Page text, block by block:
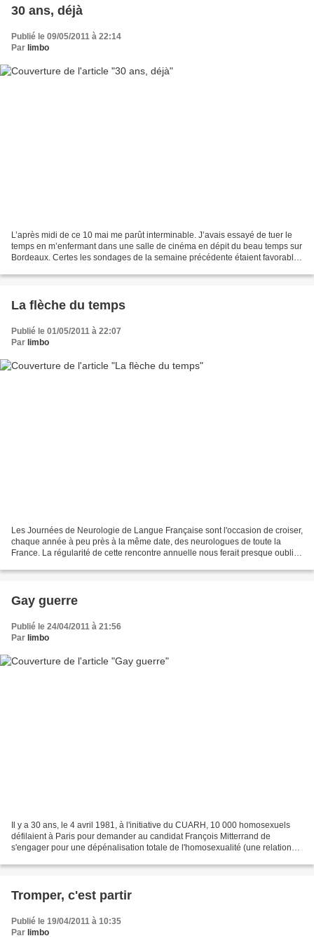
30 ans, déjà
Publié le 09/05/2011 à 22:14
Par limbo
L’après midi de ce 10 mai me parût interminable. J’avais essayé de tuer le
temps en m’enfermant dans une salle de cinéma en dépit du beau temps sur
Bordeaux. Certes les sondages de la semaine précédente étaient favorables
La flèche du temps
Publié le 01/05/2011 à 22:07
Par limbo
Les Journées de Neurologie de Langue Française sont l'occasion de croiser,
chaque année à peu près à la même date, des neurologues de toute la
France. La régularité de cette rencontre annuelle nous ferait presque oublier
Gay guerre
Publié le 24/04/2011 à 21:56
Par limbo
Il y a 30 ans, le 4 avril 1981, à l'initiative du CUARH, 10 000 homosexuels
défilaient à Paris pour demander au candidat François Mitterrand de
s'engager pour une dépénalisation totale de l'homosexualité (une relation
Tromper, c'est partir
Publié le 19/04/2011 à 10:35
Par limbo